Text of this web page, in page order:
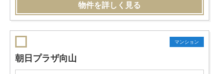
物件を詳しく見る
マンション
朝日プラザ向山